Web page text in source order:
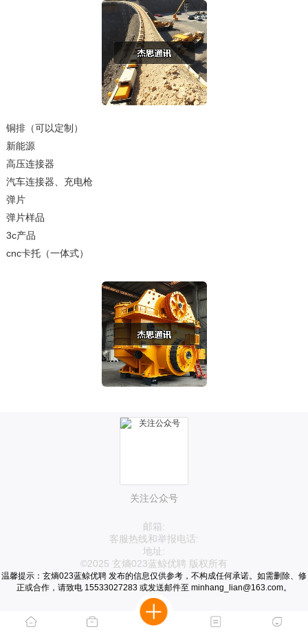
铜排（可以定制）
新能源
高压连接器
汽车连接器、充电枪
弹片
弹片样品
3c产品
cnc卡托（一体式）
关注公众号
邮箱:
客服热线和举报电话:
地址:
©2025 玄熵023蓝鲸优聘 版权所有
温馨提示：玄熵023蓝鲸优聘 发布的信息仅供参考，不构成任何承诺。如需删除、修
正或合作，请致电 15533027283 或发送邮件至 minhang_lian@163.com。